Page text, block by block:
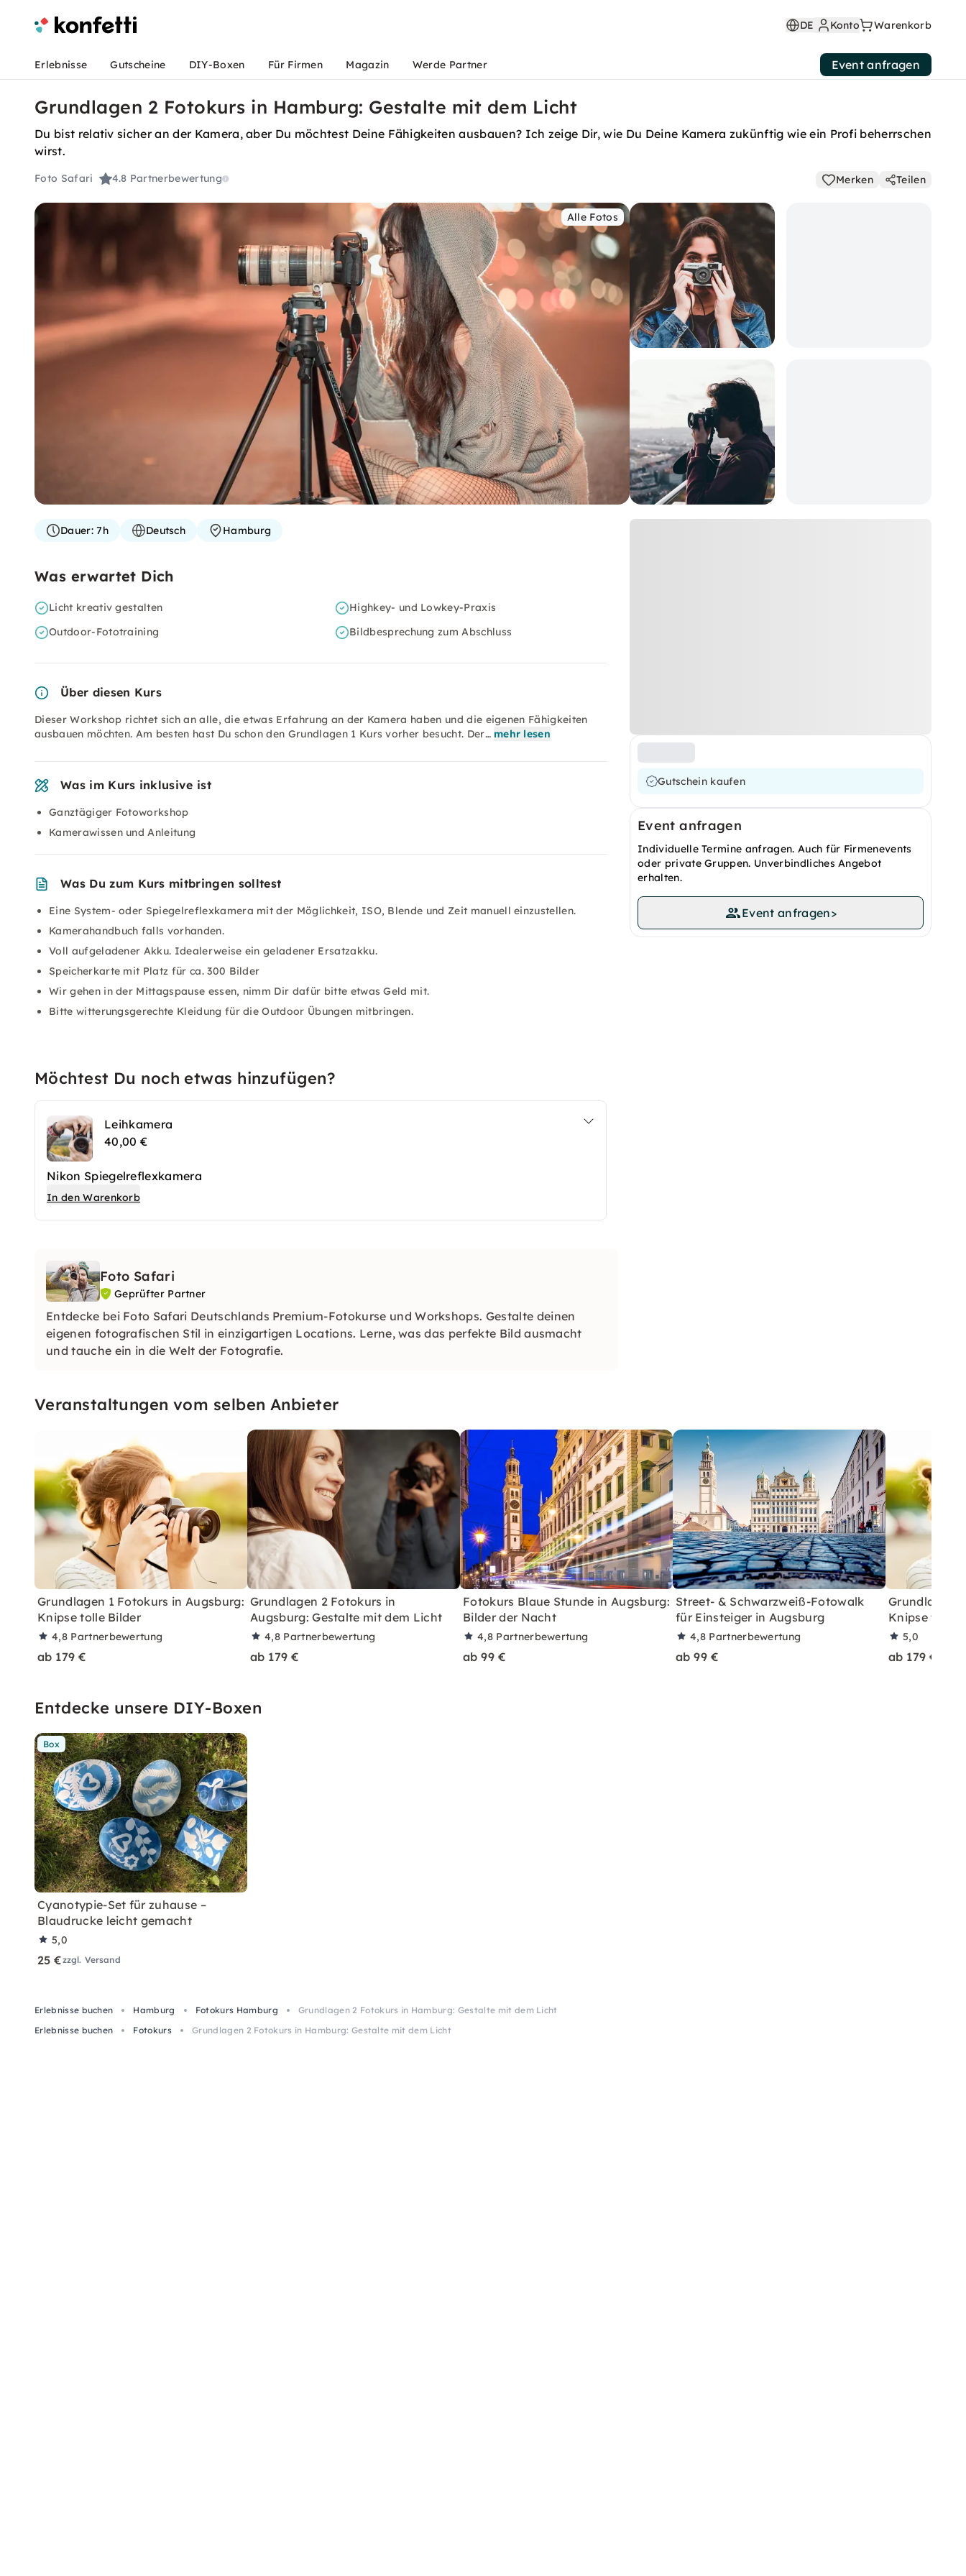
DE Konto Warenkorb
Erlebnisse Gutscheine DIY-Boxen Für Firmen Magazin Werde Partner Event anfragen
Grundlagen 2 Fotokurs in Hamburg: Gestalte mit dem Licht
Du bist relativ sicher an der Kamera, aber Du möchtest Deine Fähigkeiten ausbauen? Ich zeige Dir, wie Du Deine Kamera zukünftig wie ein Profi beherrschen
wirst.
Foto Safari 4.8 Partnerbewertung Merken Teilen
Alle Fotos
Gutschein kaufen
Event anfragen
Individuelle Termine anfragen. Auch für Firmenevents
oder private Gruppen. Unverbindliches Angebot
erhalten.
Event anfragen>
Dauer:7h Deutsch Hamburg
Was erwartet Dich
Licht kreativ gestalten
Highkey- und Lowkey-Praxis
Outdoor-Fototraining
Bildbesprechung zum Abschluss
Über diesen Kurs
Dieser Workshop richtet sich an alle, die etwas Erfahrung an der Kamera haben und die eigenen Fähigkeiten
ausbauen möchten. Am besten hast Du schon den Grundlagen 1 Kurs vorher besucht. Der… mehr lesen
Was im Kurs inklusive ist
Ganztägiger Fotoworkshop
Kamerawissen und Anleitung
Was Du zum Kurs mitbringen solltest
Eine System- oder Spiegelreflexkamera mit der Möglichkeit, ISO, Blende und Zeit manuell einzustellen.
Kamerahandbuch falls vorhanden.
Voll aufgeladener Akku. Idealerweise ein geladener Ersatzakku.
Speicherkarte mit Platz für ca. 300 Bilder
Wir gehen in der Mittagspause essen, nimm Dir dafür bitte etwas Geld mit.
Bitte witterungsgerechte Kleidung für die Outdoor Übungen mitbringen.
Möchtest Du noch etwas hinzufügen?
Leihkamera
40,00 €
Nikon Spiegelreflexkamera
In den Warenkorb
Foto Safari
Geprüfter Partner
Entdecke bei Foto Safari Deutschlands Premium-Fotokurse und Workshops. Gestalte deinen
eigenen fotografischen Stil in einzigartigen Locations. Lerne, was das perfekte Bild ausmacht
und tauche ein in die Welt der Fotografie.
Veranstaltungen vom selben Anbieter
Grundlagen 1 Fotokurs in Augsburg:
Knipse tolle Bilder
4,8 Partnerbewertung
ab 179 €
Grundlagen 2 Fotokurs in
Augsburg: Gestalte mit dem Licht
4,8 Partnerbewertung
ab 179 €
Fotokurs Blaue Stunde in Augsburg:
Bilder der Nacht
4,8 Partnerbewertung
ab 99 €
Street- & Schwarzweiß-Fotowalk
für Einsteiger in Augsburg
4,8 Partnerbewertung
ab 99 €
Grundlagen
Knipse tolle
5,0
ab 179 €
Entdecke unsere DIY-Boxen
Box
Cyanotypie-Set für zuhause –
Blaudrucke leicht gemacht
5,0
25 €zzgl. Versand
Erlebnisse buchen Hamburg Fotokurs Hamburg
Grundlagen 2 Fotokurs in Hamburg: Gestalte mit dem Licht
Erlebnisse buchen
Fotokurs Grundlagen 2 Fotokurs in Hamburg: Gestalte mit dem Licht